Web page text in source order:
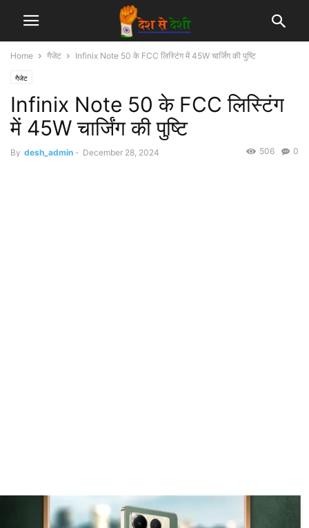
Home गैजेट Infinix Note 50 के FCC लिस्टिंग में 45W चार्जिंग की पुष्टि
गैजेट
Infinix Note 50 के FCC लिस्टिंग
में 45W चार्जिंग की पुष्टि
By desh_admin - December 28, 2024 0
506